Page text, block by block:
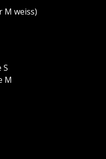
M weiss)
S
M